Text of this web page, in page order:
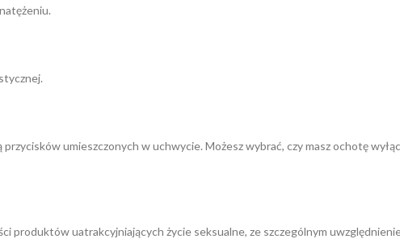
umieszczonych w uchwycie. Możesz wybrać, czy masz ochotę
produktów uatrakcyjniających życie seksualne, ze szczególnym